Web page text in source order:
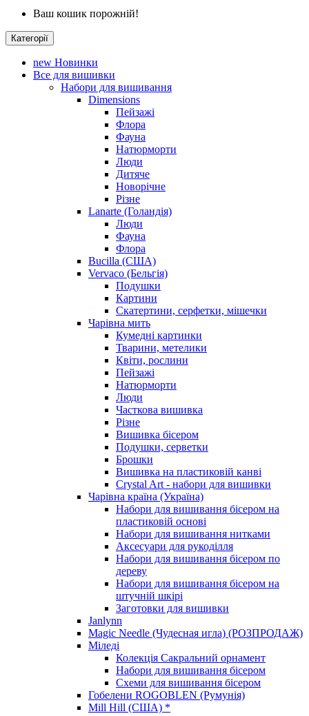
Ваш кошик порожній!
Категорії
new Новинки
Все для вишивки
Набори для вишивання
Dimensions
Пейзажі
Флора
Фауна
Натюрморти
Люди
Дитяче
Новорічне
Різне
Lanarte (Голандія)
Люди
Фауна
Флора
Bucilla (США)
Vervaco (Бельгія)
Подушки
Картини
Скатертини, серфетки, мішечки
Чарiвна мить
Кумедні картинки
Тварини, метелики
Квіти, рослини
Пейзажі
Натюрморти
Люди
Часткова вишивка
Різне
Вишивка бісером
Подушки, серветки
Брошки
Вишивка на пластиковій канві
Crystal Art - набори для вишивки
Чарівна країна (Україна)
Набори для вишивання бісером на
пластиковій основі
Набори для вишивання нитками
Аксесуари для рукоділля
Набори для вишивання бісером по
дереву
Набори для вишивання бісером на
штучній шкірі
Заготовки для вишивки
Janlynn
Magic Needle (Чудесная игла) (РОЗПРОДАЖ)
Міледі
Колекція Сакральний орнамент
Набори для вишивання бісером
Схеми для вишивання бісером
Гобелени ROGOBLEN (Румунія)
Mill Hill (США) *